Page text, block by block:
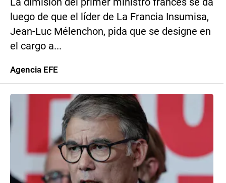
luego de que el líder de La Francia Insumisa,
Jean-Luc Mélenchon, pida que se designe en
el cargo a...
Agencia EFE